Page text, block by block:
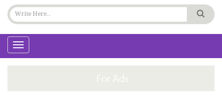
Toggle
navigation